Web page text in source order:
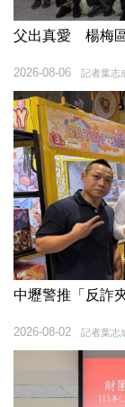
父出真愛 楊梅
記者葉志
2026-08-06
中壢警推「反詐
記者葉志
2026-08-02